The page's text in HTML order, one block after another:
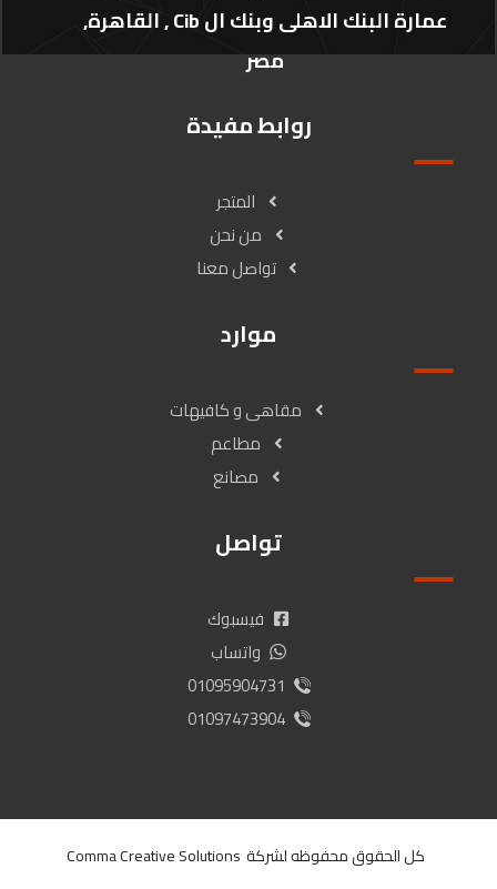
عمارة البنك الاهلى وبنك ال Cib , القاهرة,
مصر
روابط مفيدة
المتجر
من نحن
تواصل معنا
موارد
مقاهى و كافيهات
مطاعم
مصانع
تواصل
فيسبوك
واتساب
01095904731
01097473904
Comma Creative Solutions كل الحقوق محفوظه لشركة